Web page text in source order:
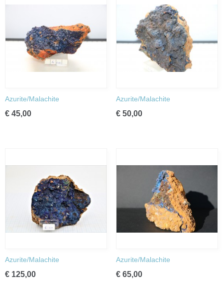
Azurite/Malachite
€ 45,00
Azurite/Malachite
€ 50,00
Azurite/Malachite
€ 125,00
Azurite/Malachite
€ 65,00